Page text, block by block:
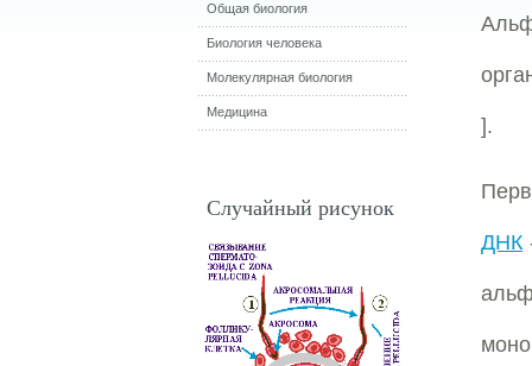
].
ДНК
Общая биология
Биология человека
Молекулярная биология
Медицина
Случайный рисунок